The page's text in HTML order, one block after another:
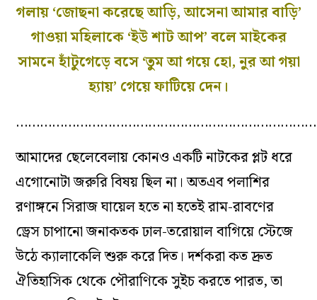
গলায় ‘জোছনা করেছে আড়ি, আসেনা আমার বাড়ি’
গাওয়া মহিলাকে ‘ইউ শাট আপ’ বলে মাইকের
সামনে হাঁটুগেড়ে বসে ‘তুম আ গয়ে হো, নুর আ গয়া
হ্যায়’ গেয়ে ফাটিয়ে দেন।
আমাদের ছেলেবেলায় কোনও একটি নাটকের প্লট ধরে
এগোনোটা জরুরি বিষয় ছিল না। অতএব পলাশির
রণাঙ্গনে সিরাজ ঘায়েল হতে না হতেই রাম-রাবণের
ড্রেস চাপানো জনাকতক ঢাল-তরোয়াল বাগিয়ে স্টেজে
উঠে ক্যালাকেলি শুরু করে দিত। দর্শকরা কত দ্রুত
ঐতিহাসিক থেকে পৌরাণিকে সুইচ করতে পারত, তা